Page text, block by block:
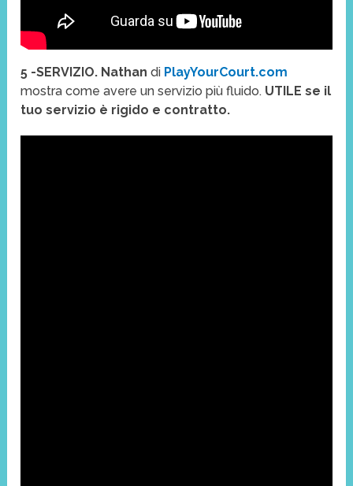
5 -SERVIZIO. Nathan di PlayYourCourt.com
mostra come avere un servizio più fluido. UTILE se il
tuo servizio è rigido e contratto.